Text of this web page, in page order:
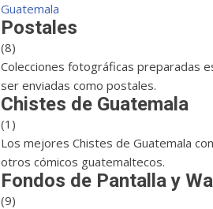
Guatemala
Postales
(8)
Colecciones fotográficas preparadas
ser enviadas como postales.
Chistes de Guatemala
(1)
Los mejores Chistes de Guatemala
otros cómicos guatemaltecos.
Fondos de Pantalla y
(9)